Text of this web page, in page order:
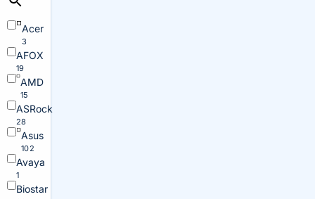
Acer
3
AFOX
19
AMD
15
ASRock
28
Asus
102
Avaya
1
Biostar